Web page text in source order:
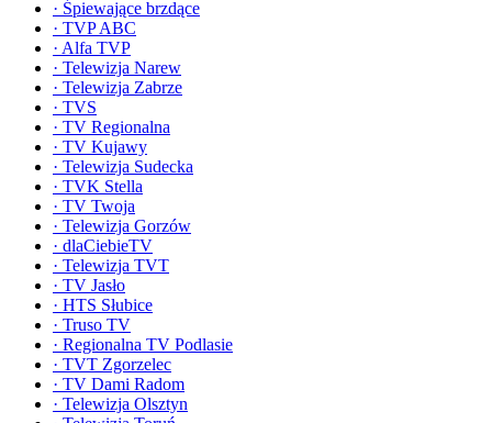
· Śpiewające brzdące
· TVP ABC
· Alfa TVP
· Telewizja Narew
· Telewizja Zabrze
· TVS
· TV Regionalna
· TV Kujawy
· Telewizja Sudecka
· TVK Stella
· TV Twoja
· Telewizja Gorzów
· dlaCiebieTV
· Telewizja TVT
· TV Jasło
· HTS Słubice
· Truso TV
· Regionalna TV Podlasie
· TVT Zgorzelec
· TV Dami Radom
· Telewizja Olsztyn